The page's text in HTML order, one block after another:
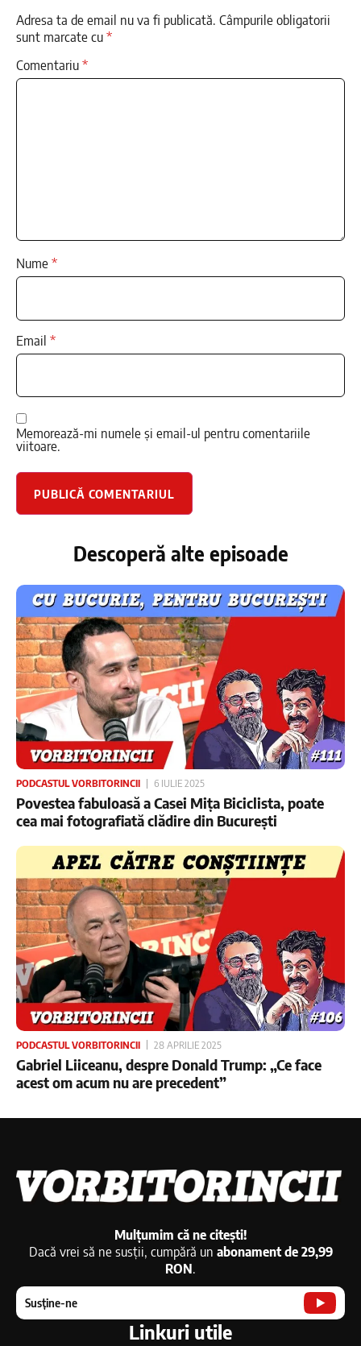
Adresa ta de email nu va fi publicată. Câmpurile obligatorii
sunt marcate cu*
Comentariu*
Nume*
Email *
Memorează-mi numele și email-ul pentru comentariile
viitoare.
Descoperă alte episoade
PODCASTUL VORBITORINCII 6 IULIE 2025
Povestea fabuloasă a Casei Mița Biciclista, poate
cea mai fotografiată clădire din București
PODCASTUL VORBITORINCII 28 APRILIE 2025
Gabriel Liiceanu, despre Donald Trump: „Ce face
acest om acum nu are precedent”
Mulțumim că ne citești!
Dacă vrei să ne susții, cumpără un abonament de 29,99
RON.
Susține-ne
Linkuri utile